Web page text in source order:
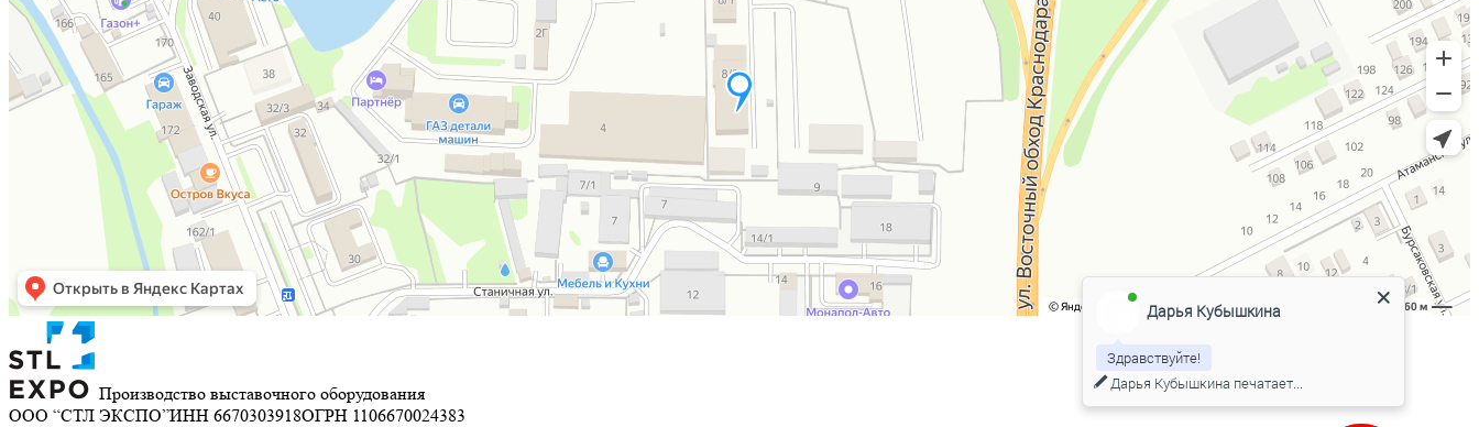
Производство выставочного оборудования
ООО “СТЛ ЭКСПО”ИНН 6670303918ОГРН 1106670024383
Дарья Кубышкина
Здравствуйте!
Дарья Кубышкина печатает...